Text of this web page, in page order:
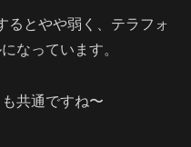
るとやや弱く、テラフォ
なっています。
共通ですね〜